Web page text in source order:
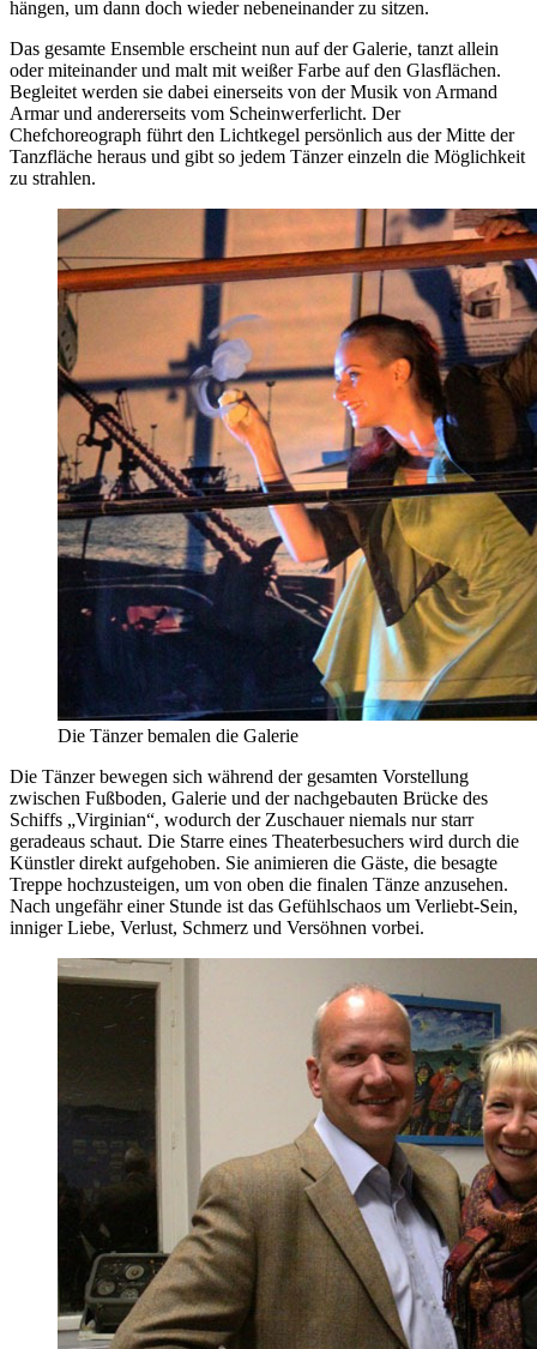
hängen, um dann doch wieder nebeneinander zu sitzen.
Das gesamte Ensemble erscheint nun auf der Galerie, tanzt allein
oder miteinander und malt mit weißer Farbe auf den Glasflächen.
Begleitet werden sie dabei einerseits von der Musik von Armand
Armar und andererseits vom Scheinwerferlicht. Der
Chefchoreograph führt den Lichtkegel persönlich aus der Mitte der
Tanzfläche heraus und gibt so jedem Tänzer einzeln die Möglichkeit
zu strahlen.
Die Tänzer bemalen die Galerie
Die Tänzer bewegen sich während der gesamten Vorstellung
zwischen Fußboden, Galerie und der nachgebauten Brücke des
Schiffs „Virginian“, wodurch der Zuschauer niemals nur starr
geradeaus schaut. Die Starre eines Theaterbesuchers wird durch die
Künstler direkt aufgehoben. Sie animieren die Gäste, die besagte
Treppe hochzusteigen, um von oben die finalen Tänze anzusehen.
Nach ungefähr einer Stunde ist das Gefühlschaos um Verliebt-Sein,
inniger Liebe, Verlust, Schmerz und Versöhnen vorbei.